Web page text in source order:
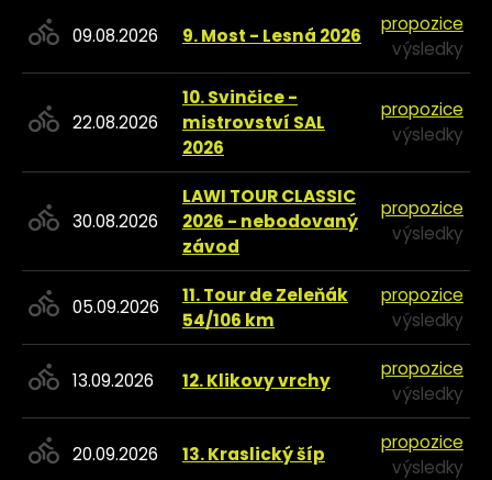
09.08.2026 9. Most - Lesná 2026
propozice
výsledky
22.08.2026
10. Svinčice -
mistrovství SAL
2026
propozice
výsledky
30.08.2026
LAWI TOUR CLASSIC
2026 - nebodovaný
závod
propozice
výsledky
05.09.2026
11. Tour de Zeleňák
54/106 km
propozice
výsledky
13.09.2026 12. Klikovy vrchy
propozice
výsledky
20.09.2026 13. Kraslický šíp
propozice
výsledky